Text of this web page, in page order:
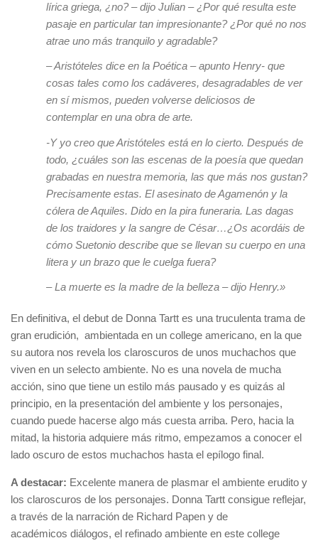
lírica griega, ¿no? – dijo Julian – ¿Por qué resulta este
pasaje en particular tan impresionante? ¿Por qué no nos
atrae uno más tranquilo y agradable?
– Aristóteles dice en la Poética – apunto Henry- que
cosas tales como los cadáveres, desagradables de ver
en sí mismos, pueden volverse deliciosos de
contemplar en una obra de arte.
-Y yo creo que Aristóteles está en lo cierto. Después de
todo, ¿cuáles son las escenas de la poesía que quedan
grabadas en nuestra memoria, las que más nos gustan?
Precisamente estas. El asesinato de Agamenón y la
cólera de Aquiles. Dido en la pira funeraria. Las dagas
de los traidores y la sangre de César…¿Os acordáis de
cómo Suetonio describe que se llevan su cuerpo en una
litera y un brazo que le cuelga fuera?
– La muerte es la madre de la belleza – dijo Henry.»
En definitiva, el debut de Donna Tartt es una truculenta trama de
gran erudición, ambientada en un college americano, en la que
su autora nos revela los claroscuros de unos muchachos que
viven en un selecto ambiente. No es una novela de mucha
acción, sino que tiene un estilo más pausado y es quizás al
principio, en la presentación del ambiente y los personajes,
cuando puede hacerse algo más cuesta arriba. Pero, hacia la
mitad, la historia adquiere más ritmo, empezamos a conocer el
lado oscuro de estos muchachos hasta el epílogo final.
A destacar: Excelente manera de plasmar el ambiente erudito y
los claroscuros de los personajes. Donna Tartt consigue reflejar,
a través de la narración de Richard Papen y de
académicos diálogos, el refinado ambiente en este college